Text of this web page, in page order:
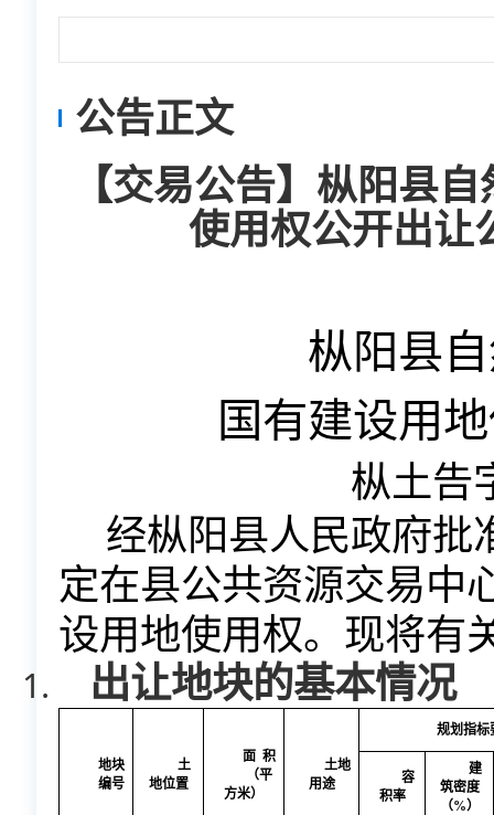
公告正文
【交易公告】枞阳县
使用权公开出让
枞阳县
国有建设用
枞土告
经枞阳县人民政府批
定在县公共资源交易中
设用地使用权。现将有
出让地块的基本情况
地块
编号
土
地位置
面 积
（平
方米）
土地
用途
规划指标
容
积率
建
筑密度
（%）